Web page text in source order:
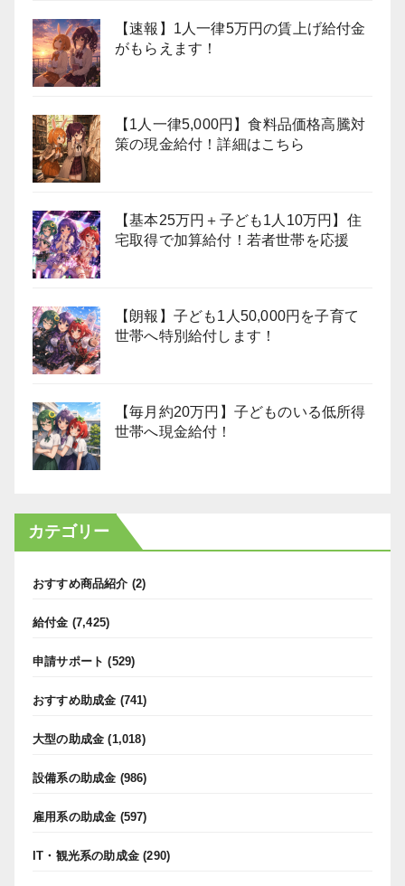
【速報】1人一律5万円の賃上げ給付金
がもらえます！
【1人一律5,000円】食料品価格高騰対
策の現金給付！詳細はこちら
【基本25万円＋子ども1人10万円】住
宅取得で加算給付！若者世帯を応援
【朗報】子ども1人50,000円を子育て
世帯へ特別給付します！
【毎月約20万円】子どものいる低所得
世帯へ現金給付！
カテゴリー
おすすめ商品紹介 (2)
給付金 (7,425)
申請サポート (529)
おすすめ助成金 (741)
大型の助成金 (1,018)
設備系の助成金 (986)
雇用系の助成金 (597)
IT・観光系の助成金 (290)